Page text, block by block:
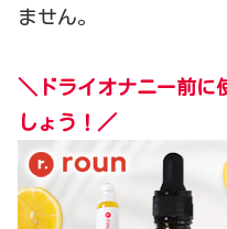
ません。
＼ドライオナニー前に
しょう！／